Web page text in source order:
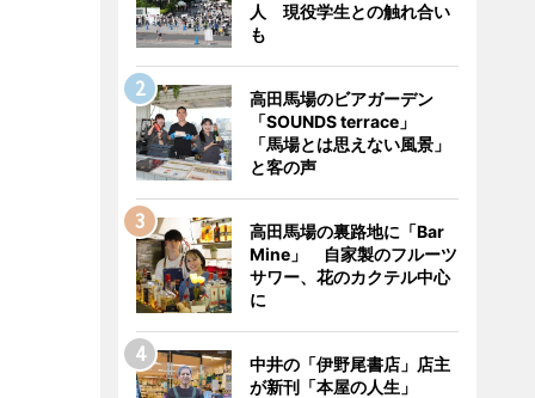
人 現役学生との触れ合い
も
高田馬場のビアガーデン
「SOUNDS terrace」
「馬場とは思えない風景」
と客の声
高田馬場の裏路地に「Bar
Mine」 自家製のフルーツ
サワー、花のカクテル中心
に
中井の「伊野尾書店」店主
が新刊「本屋の人生」